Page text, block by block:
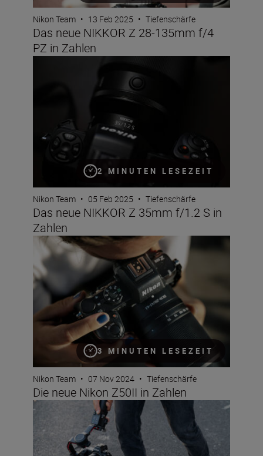
Nikon Team • 13 Feb 2025 • Tiefenschärfe
Das neue NIKKOR Z 28-135mm f/4
PZ in Zahlen
2 MINUTEN LESEZEIT
Nikon Team • 05 Feb 2025 • Tiefenschärfe
Das neue NIKKOR Z 35mm f/1.2 S in
Zahlen
3 MINUTEN LESEZEIT
Die neue Nikon Z50II in Zahlen
Nikon Team • 07 Nov 2024 • Tiefenschärfe
Die neue Nikon Z50II in Zahlen
Das neue NIKKOR Z 50mm f/1.4 in Zahlen